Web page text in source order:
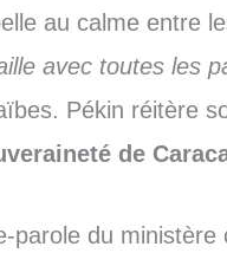
au calme entre
avec toutes les
Pékin réitère
de
parole du